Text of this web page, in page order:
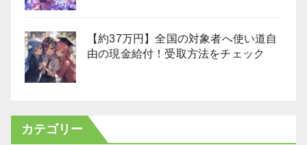
【約37万円】全国の対象者へ使い道自
由の現金給付！受取方法をチェック
カテゴリー